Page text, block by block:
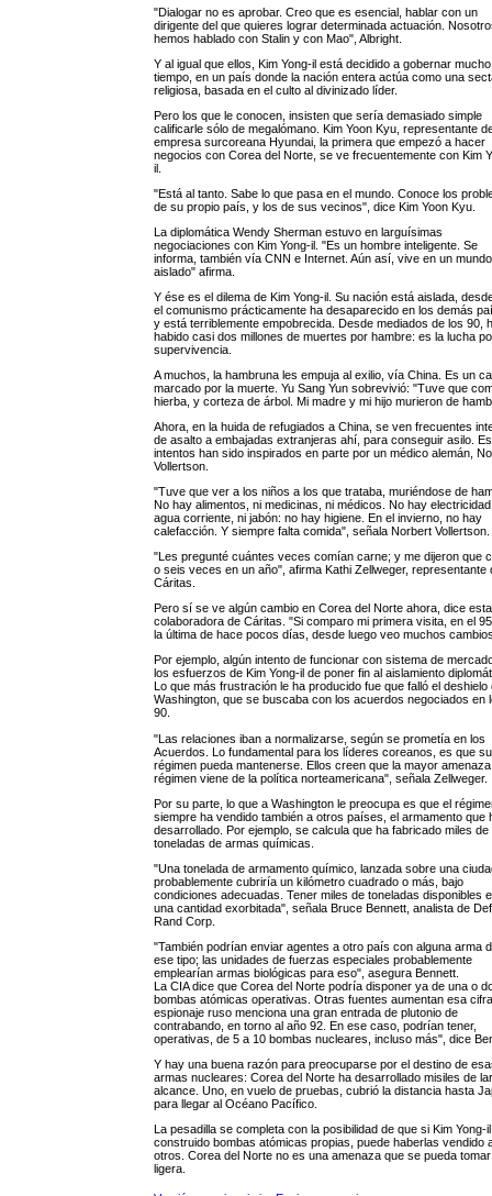
"Dialogar no es aprobar. Creo que es esencial, hablar con un
dirigente del que quieres lograr determinada actuación.
hemos hablado con Stalin y con Mao", Albright.
Y al igual que ellos, Kim Yong-il está decidido a gobernar mucho
tiempo, en un país donde la nación entera actúa como una
religiosa, basada en el culto al divinizado líder.
Pero los que le conocen, insisten que sería demasiado simple
calificarle sólo de megalómano. Kim Yoon Kyu, representante
empresa surcoreana Hyundai, la primera que empezó a hacer
negocios con Corea del Norte, se ve frecuentemente con Kim
il.
"Está al tanto. Sabe lo que pasa en el mundo. Conoce los
de su propio país, y los de sus vecinos", dice Kim Yoon Kyu.
La diplomática Wendy Sherman estuvo en larguísimas
negociaciones con Kim Yong-il. "Es un hombre inteligente. Se
informa, también vía CNN e Internet. Aún así, vive en un
aislado" afirma.
Y ése es el dilema de Kim Yong-il. Su nación está aislada,
el comunismo prácticamente ha desaparecido en los demás
y está terriblemente empobrecida. Desde mediados de los 90,
habido casi dos millones de muertes por hambre: es la lucha
supervivencia.
A muchos, la hambruna les empuja al exilio, vía China. Es un
marcado por la muerte. Yu Sang Yun sobrevivió: "Tuve que
hierba, y corteza de árbol. Mi madre y mi hijo murieron de
Ahora, en la huida de refugiados a China, se ven frecuentes
de asalto a embajadas extranjeras ahí, para conseguir asilo.
intentos han sido inspirados en parte por un médico alemán,
Vollertson.
"Tuve que ver a los niños a los que trataba, muriéndose de
No hay alimentos, ni medicinas, ni médicos. No hay
agua corriente, ni jabón: no hay higiene. En el invierno, no hay
calefacción. Y siempre falta comida", señala Norbert Vollertson.
"Les pregunté cuántes veces comían carne; y me dijeron que
o seis veces en un año", afirma Kathi Zellweger, representante
Cáritas.
Pero sí se ve algún cambio en Corea del Norte ahora, dice esta
colaboradora de Cáritas. "Si comparo mi primera visita, en el
la última de hace pocos días, desde luego veo muchos
Por ejemplo, algún intento de funcionar con sistema de
los esfuerzos de Kim Yong-il de poner fin al aislamiento
Lo que más frustración le ha producido fue que falló el deshielo
Washington, que se buscaba con los acuerdos negociados en
90.
"Las relaciones iban a normalizarse, según se prometía en los
Acuerdos. Lo fundamental para los líderes coreanos, es que su
régimen pueda mantenerse. Ellos creen que la mayor
régimen viene de la política norteamericana", señala Zellweger.
Por su parte, lo que a Washington le preocupa es que el
siempre ha vendido también a otros países, el armamento que
desarrollado. Por ejemplo, se calcula que ha fabricado miles de
toneladas de armas químicas.
"Una tonelada de armamento químico, lanzada sobre una
probablemente cubriría un kilómetro cuadrado o más, bajo
condiciones adecuadas. Tener miles de toneladas disponibles
una cantidad exorbitada", señala Bruce Bennett, analista de
Rand Corp.
"También podrían enviar agentes a otro país con alguna arma
ese tipo; las unidades de fuerzas especiales probablemente
emplearían armas biológicas para eso", asegura Bennett.
La CIA dice que Corea del Norte podría disponer ya de una o
bombas atómicas operativas. Otras fuentes aumentan esa
espionaje ruso menciona una gran entrada de plutonio de
contrabando, en torno al año 92. En ese caso, podrían tener,
operativas, de 5 a 10 bombas nucleares, incluso más", dice
Y hay una buena razón para preocuparse por el destino de
armas nucleares: Corea del Norte ha desarrollado misiles de
alcance. Uno, en vuelo de pruebas, cubrió la distancia hasta
para llegar al Océano Pacífico.
La pesadilla se completa con la posibilidad de que si Kim Yong-
construido bombas atómicas propias, puede haberlas vendido
otros. Corea del Norte no es una amenaza que se pueda
ligera.